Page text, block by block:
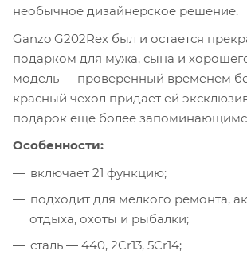
необычное дизайнерское решение.
Ganzo G202Rex был и остается
подарком для мужа, сына и
модель — проверенный временем
красный чехол придает ей
подарок еще более
Особенности:
включает 21 функцию;
подходит для мелкого ремонта,
отдыха, охоты и рыбалки;
сталь — 440, 2Cr13, 5Cr14;